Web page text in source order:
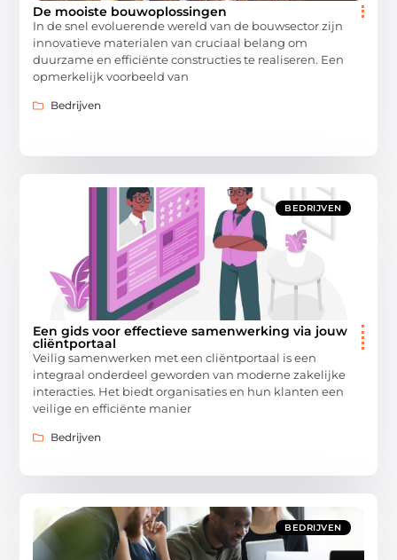
De mooiste bouwoplossingen
In de snel evoluerende wereld van de bouwsector zijn
innovatieve materialen van cruciaal belang om
duurzame en efficiënte constructies te realiseren. Een
opmerkelijk voorbeeld van
Bedrijven
BEDRIJVEN
Een gids voor effectieve samenwerking via jouw
cliëntportaal
Veilig samenwerken met een cliëntportaal is een
integraal onderdeel geworden van moderne zakelijke
interacties. Het biedt organisaties en hun klanten een
veilige en efficiënte manier
Bedrijven
BEDRIJVEN